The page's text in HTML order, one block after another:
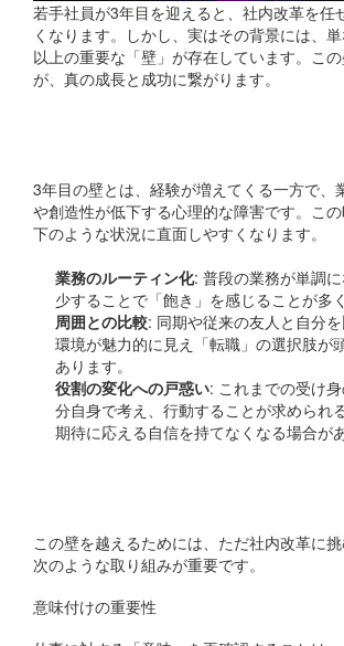
若手社員が3年目を迎えると、社内改革を任
くなります。しかし、実はその背景には、
以上の重要な「壁」が存在しています。こ
が、真の成長と成功に繋がります。
3年目の壁とは、経験が増えてくる一方で、
や創造性が低下する心理的な障害です。こ
下のような状況に直面しやすくなります。
業務のルーティン化: 普段の業務が単調
少することで「飽き」を感じることが多
周囲との比較: 同期や従来の友人と自分
環境が魅力的に見え「転職」の選択肢が
あります。
役割の変化への戸惑い: これまでの受け
分自身で考え、行動することが求められ
期待に応える自信を持てなくなる場合が
この壁を越えるためには、ただ社内改革に挑
次のような取り組みが重要です。
意味付けの重要性